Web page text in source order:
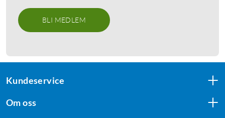
BLI MEDLEM
Kundeservice
Om oss